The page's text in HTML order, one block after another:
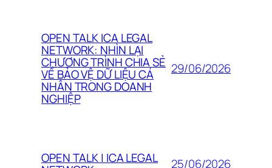
OPEN TALK ICA LEGAL
NETWORK: NHÌN LẠI
CHƯƠNG TRÌNH CHIA SẺ
VỀ BẢO VỆ DỮ LIỆU CÁ
NHÂN TRONG DOANH
NGHIỆP
29/06/2026
OPEN TALK | ICA LEGAL 25/06/2026